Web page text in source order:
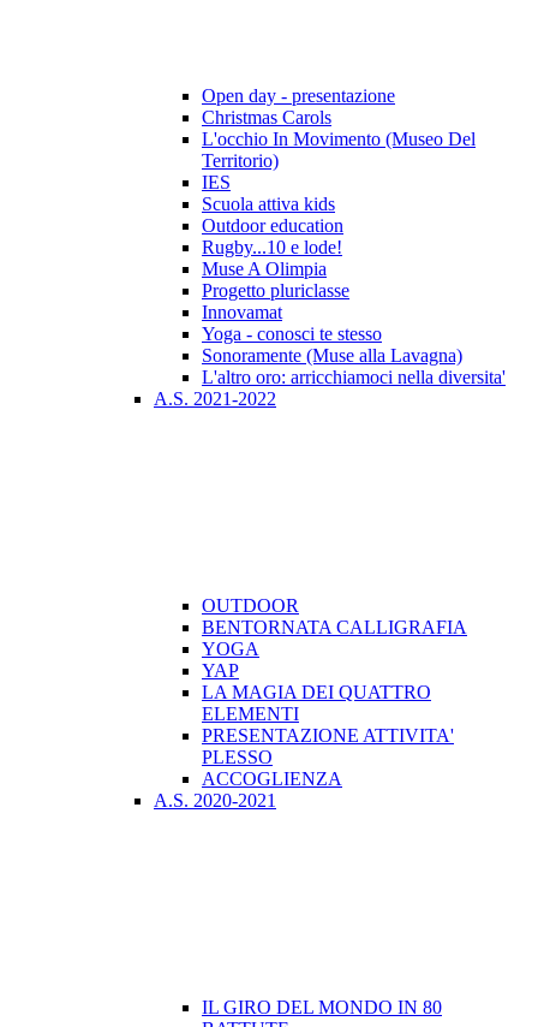
Open day - presentazione
Christmas Carols
L'occhio In Movimento (Museo Del
Territorio)
IES
Scuola attiva kids
Outdoor education
Rugby...10 e lode!
Muse A Olimpia
Progetto pluriclasse
Innovamat
Yoga - conosci te stesso
Sonoramente (Muse alla Lavagna)
L'altro oro: arricchiamoci nella diversita'
A.S. 2021-2022
OUTDOOR
BENTORNATA CALLIGRAFIA
YOGA
YAP
LA MAGIA DEI QUATTRO
ELEMENTI
PRESENTAZIONE ATTIVITA'
PLESSO
ACCOGLIENZA
A.S. 2020-2021
IL GIRO DEL MONDO IN 80